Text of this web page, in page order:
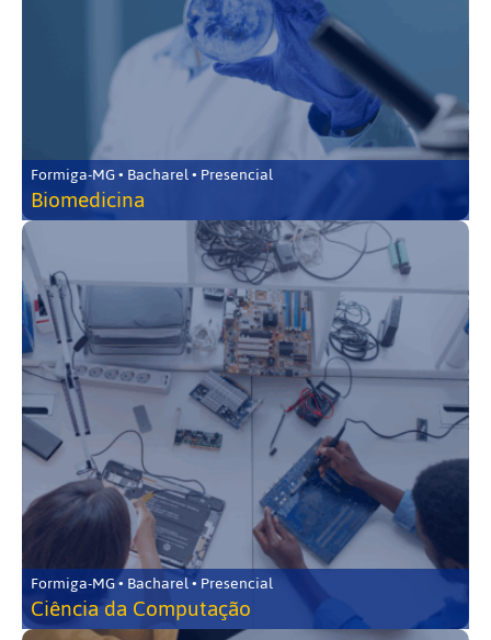
Formiga-MG • Bacharel • Presencial
Biomedicina
Formiga-MG • Bacharel • Presencial
Ciência da Computação